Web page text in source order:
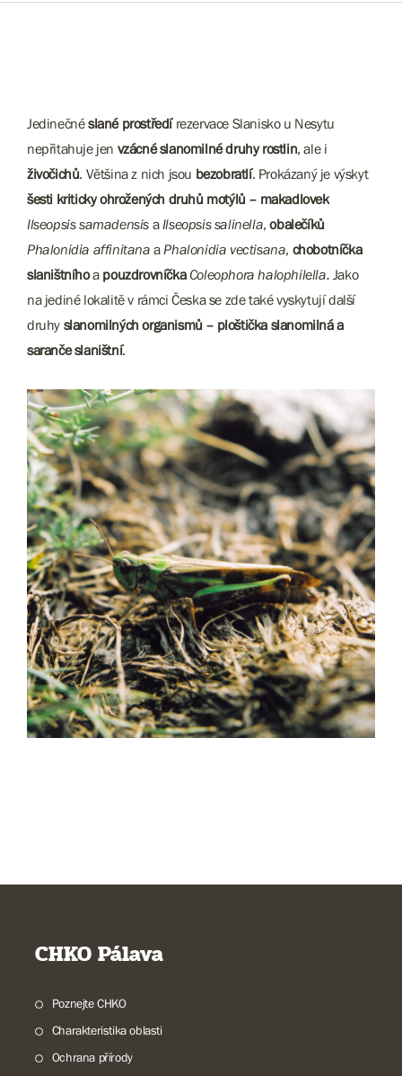
Jedinečnéslané prostředírezervace Slanisko u Nesytu
nepřitahuje jen vzácné slanomilné druhy rostlin, ale i
živočichů. Většina z nich jsou bezobratlí. Prokázaný je výskyt
šesti kriticky ohrožených druhů motýlů – makadlovek
Ilseopsis samadensis a Ilseopsis salinella,obalečíků
Phalonidia affinitana a Phalonidia vectisana, chobotníčka
slaništníhoa pouzdrovníčkaColeophora halophilella. Jako
na jediné lokalitě v rámci Česka se zde také vyskytují další
druhy slanomilných organismů – ploštička slanomilná a
saranče slaništní.
CHKO Pálava
Poznejte CHKO
Charakteristika oblasti
Ochrana přírody